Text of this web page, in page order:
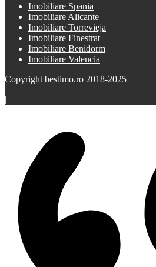
Imobiliare Spania
Imobiliare Alicante
Imobiliare Torrevieja
Imobiliare Finestrat
Imobiliare Benidorm
Imobiliare Valencia
Copyright bestimo.ro 2018-2025
|